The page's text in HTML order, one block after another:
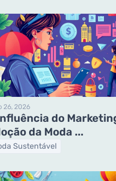
26, 2026
do
da Moda ...
Sustentável